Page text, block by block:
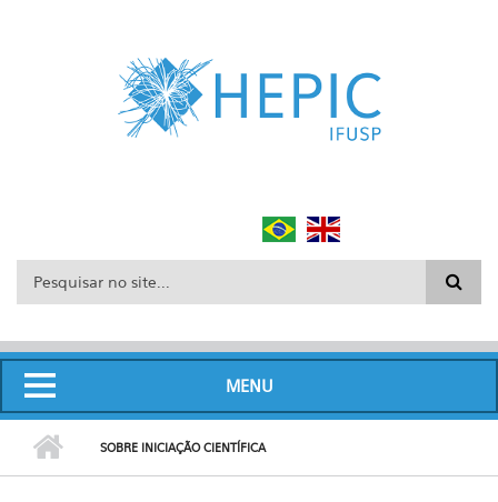
Formulário de busca
MENU
SOBRE INICIAÇÃO CIENTÍFICA